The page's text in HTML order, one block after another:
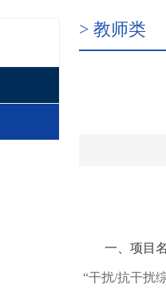
> 教师类
一、项目
“干扰/抗干扰